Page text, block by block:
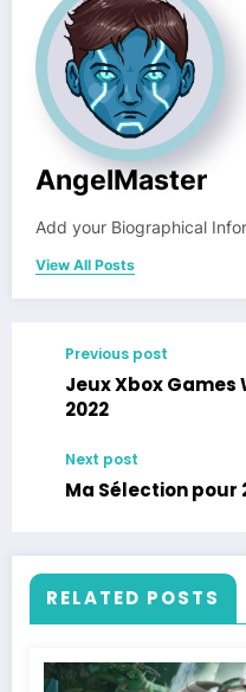
AngelMaster
Add your Biographical
View All Posts
Previous post
Jeux Xbox Games
2022
Next post
Ma Sélection pour
RELATED POSTS